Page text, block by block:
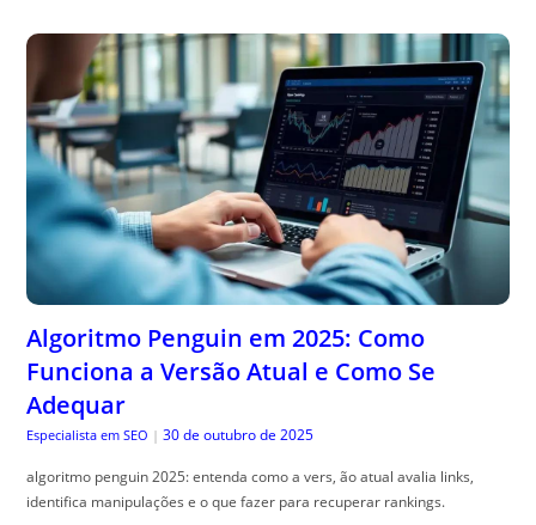
Algoritmo Penguin em 2025: Como
Funciona a Versão Atual e Como Se
Adequar
Especialista em SEO | 30 de outubro de 2025
algoritmo penguin 2025: entenda como a vers, ão atual avalia links,
identifica manipulações e o que fazer para recuperar rankings.